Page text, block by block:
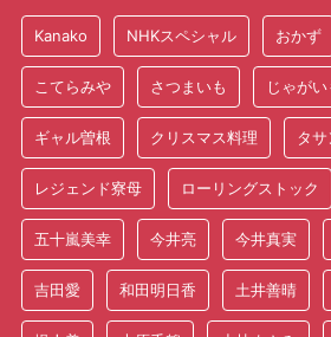
Kanako NHKスペシャル おかず
こてらみや さつまいも じゃがい
ギャル曽根 クリスマス料理 タ
レジェンド寮母 ローリングストック
五十嵐美幸 今井亮 今井真実
吉田愛 和田明日香 土井善晴